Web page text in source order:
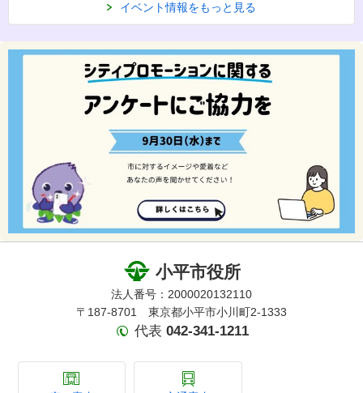
イベント情報をもっと見る
小平市役所
法人番号：2000020132110
〒187-8701 東京都小平市小川町2-1333
代表 042-341-1211